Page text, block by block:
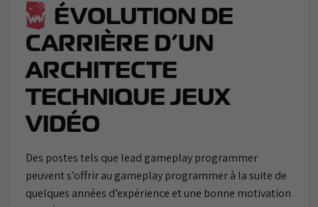
ÉVOLUTION DE
CARRIÈRE D’UN
ARCHITECTE
TECHNIQUE JEUX
VIDÉO
Des postes tels que lead gameplay programmer
peuvent s’offrir au gameplay programmer à la suite de
quelques années d’expérience et une bonne motivation